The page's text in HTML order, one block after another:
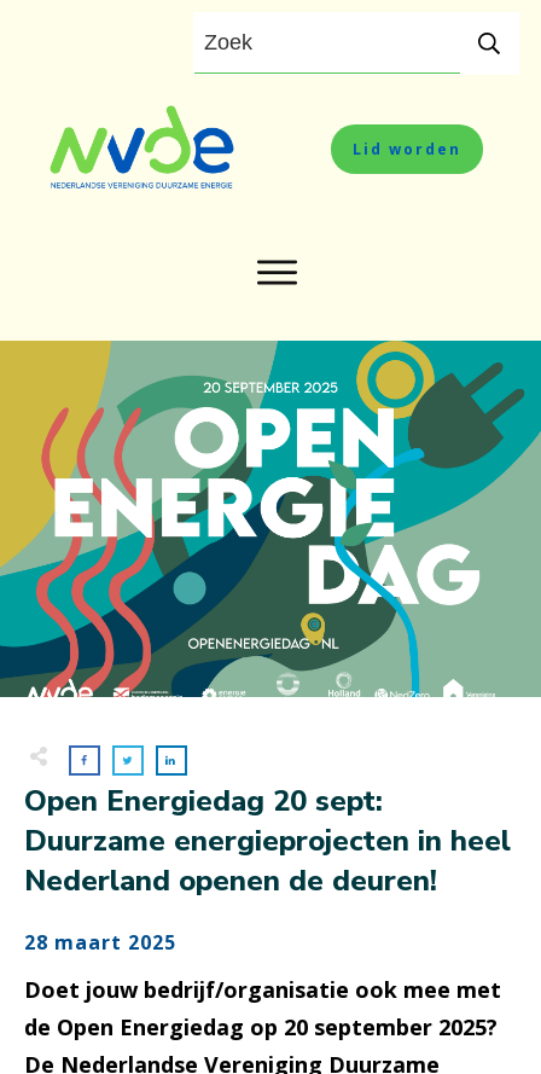
Lid worden
Open Energiedag 20 sept:
Duurzame energieprojecten in heel
Nederland openen de deuren!
28 maart 2025
Doet jouw bedrijf/organisatie ook mee met
de Open Energiedag op 20 september 2025?
De Nederlandse Vereniging Duurzame